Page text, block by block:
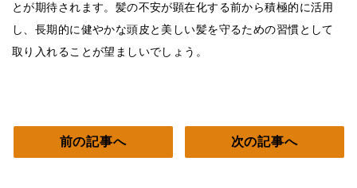
とが期待されます。髪の不安が顕在化する前から積極的に活用
し、長期的に健やかな頭皮と美しい髪を守るための習慣として
取り入れることが望ましいでしょう。
前の記事へ 次の記事へ